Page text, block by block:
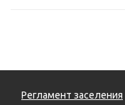
Регламент заселения